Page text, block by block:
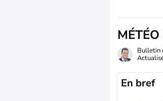
Bulletin
En bref